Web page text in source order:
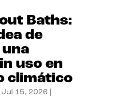
Baths:
de
uso en
climático
Jul 15, 2026